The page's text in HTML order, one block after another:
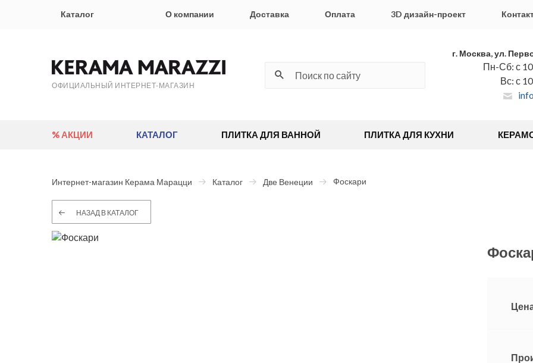
Каталог О компании Доставка Оплата 3D дизайн-проект
ОФИЦИАЛЬНЫЙ ИНТЕРНЕТ-МАГАЗИН
г. Москва, ул.
Пн-Сб: с
Вс: с
% АКЦИИ КАТАЛОГ ПЛИТКА ДЛЯ ВАННОЙ ПЛИТКА ДЛЯ КУХНИ
Интернет-магазин Керама Марацци Каталог Две Венеции Фоскари
НАЗАД В КАТАЛОГ